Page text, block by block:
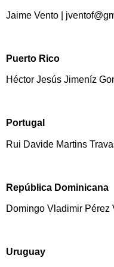
Jaime Vento |
Puerto Rico
Héctor Jesús Jimeníz
Portugal
Rui Davide Martins
República Dominicana
Domingo Vladimir Pérez
Uruguay